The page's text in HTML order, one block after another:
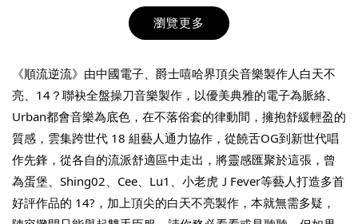
THT 九週年紀念 T-shirt
NT$ 780
NT$ 880
- +
瀏覽更多
《順流逆流》由中國電子、爵士嘻哈界頂尖音樂製作人白天不
亮、14？聯袂全盤操刀音樂製作，以優美典雅的電子為脈絡、
Urban都會音樂為底色，在不落俗套的律動間，擁抱舒緩輕盈的
質感，雲集跨世代 18 組藝人通力協作，從饒舌OG到新世代唱
作先鋒，從各自的流派舒適區中走出，將靈感匯聚於這張，曾
為蛋堡、Shing02、Cee、Lu1、小老虎ＪFever等藝人打造多首
好評作品的 14?，加上頂尖的白天不亮製作，本就無需多疑，